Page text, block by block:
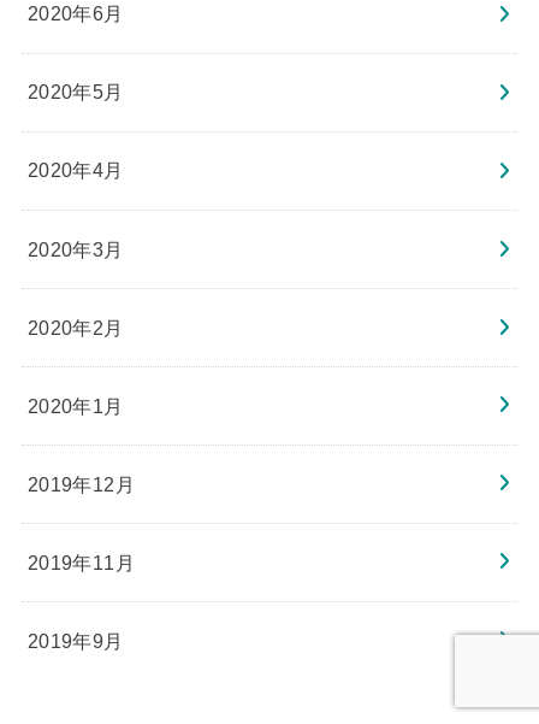
2020年6月
2020年5月
2020年4月
2020年3月
2020年2月
2020年1月
2019年12月
2019年11月
2019年9月